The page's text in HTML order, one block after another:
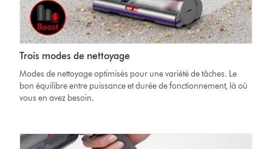
Trois modes de nettoyage
Modes de nettoyage optimisés pour une variété de tâches. Le
bon équilibre entre puissance et durée de fonctionnement, là où
vous en avez besoin.